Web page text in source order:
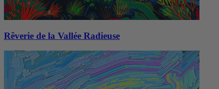
Rêverie de la Vallée Radieuse